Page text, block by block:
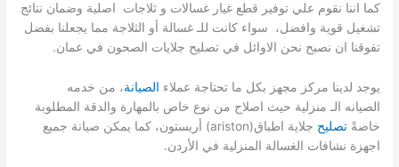
كما اننا نقوم علي توفير قطع غيار غسالات و ثلاجات اصلية وضمان نتائج
تشغيل قوية وافضل، سواء كانت للـ غسالة أو الثلاجة مما يجعلنا بفضل
تفوقنا ان نصبح نحن الاوائل في تصليح جلايات الصحون في عمان.
يوجد لدينا مركز مجهز بكل ما تحتاجة عملاء الصيانة، من خدمه
الصيانه الـ منزلية حيث اصلاح من نوع خاص بالمهارة والدقة المطلوبة
خاصةً تصليح
جلاية اطباق(ariston) أريستون، كما يمكن صيانة جميع
اجهزة نشافات الغسالة المنزلية في الأردن.